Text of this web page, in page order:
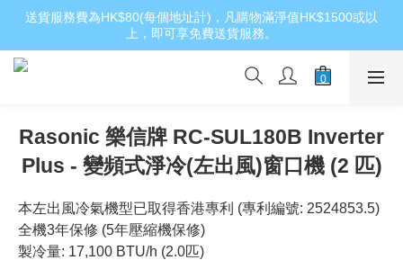
送貨服務費為HK$80(每個地址計)，凡購物滿淨值HK$1500或以
上，即可享免費送貨服務。
Rasonic 樂信牌 RC-SUL180B Inverter
Plus - 變頻式淨冷(左出風)窗口機 (2 匹)
本左出風冷氣機型已取得香港專利 (專利編號: 2524853.5)
全機3年保修 (5年壓縮機保修)
製冷量: 17,100 BTU/h (2.0匹)